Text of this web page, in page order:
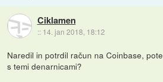
Ciklamen
:: 14. jan 2018, 18:12
Naredil in potrdil račun na Coinbase,
s temi denarnicami?